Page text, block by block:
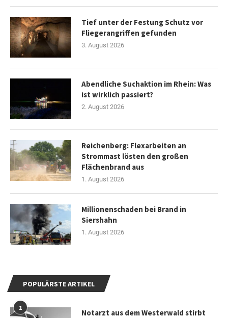
Tief unter der Festung Schutz vor
Fliegerangriffen gefunden
3. August 2026
Abendliche Suchaktion im Rhein: Was
ist wirklich passiert?
2. August 2026
Reichenberg: Flexarbeiten an
Strommast lösten den großen
Flächenbrand aus
1. August 2026
Millionenschaden bei Brand in
Siershahn
1. August 2026
POPULÄRSTE ARTIKEL
1
Notarzt aus dem Westerwald stirbt